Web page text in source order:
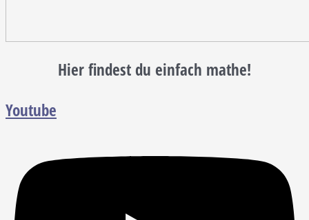
Hier findest du einfach mathe!
Youtube